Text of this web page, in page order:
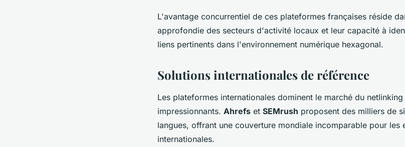
L'avantage concurrentiel de ces plateformes françaises réside
approfondie des secteurs d'activité locaux et leur capacité à
liens pertinents dans l'environnement numérique hexagonal.
Solutions internationales de référence
Les plateformes internationales dominent le marché du
impressionnants. Ahrefs et SEMrush proposent des milliers de
langues, offrant une couverture mondiale incomparable pour les
internationales.